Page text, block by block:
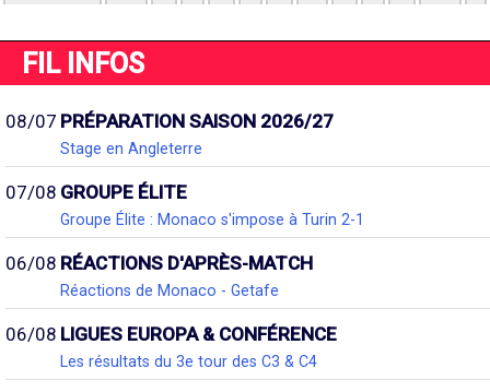
FIL INFOS
08/07 PRÉPARATION SAISON 2026/27
Stage en Angleterre
07/08 GROUPE ÉLITE
Groupe Élite : Monaco s'impose à Turin 2-1
06/08 RÉACTIONS D'APRÈS-MATCH
Réactions de Monaco - Getafe
06/08 LIGUES EUROPA & CONFÉRENCE
Les résultats du 3e tour des C3 & C4